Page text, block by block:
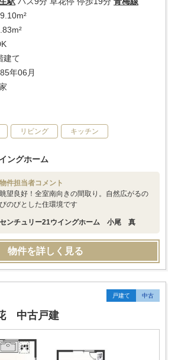
建て
年06月
リビング キッチン
ングホーム
物件担当者コメント
眺望良好！全室南向きの間取り。自然広がるの
びのびとした住環境です
センチュリー21ウイングホーム 小尾 真
物件を詳しく見る
戸建て 中古
中古戸建